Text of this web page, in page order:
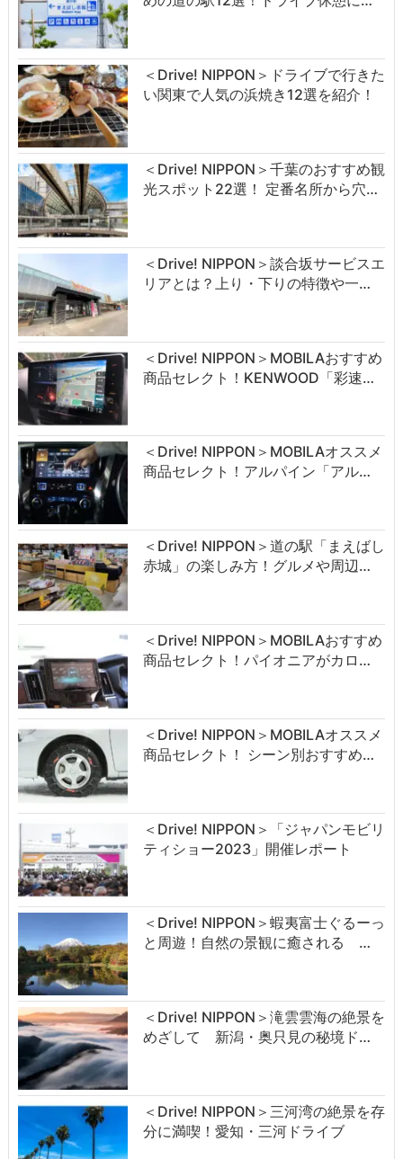
＜Drive! NIPPON＞ドライブで行きた
い関東で人気の浜焼き12選を紹介！
＜Drive! NIPPON＞千葉のおすすめ観
光スポット22選！ 定番名所から穴…
＜Drive! NIPPON＞談合坂サービスエ
リアとは？上り・下りの特徴や一…
＜Drive! NIPPON＞MOBILAおすすめ
商品セレクト！KENWOOD「彩速…
＜Drive! NIPPON＞MOBILAオススメ
商品セレクト！アルパイン「アル…
＜Drive! NIPPON＞道の駅「まえばし
赤城」の楽しみ方！グルメや周辺…
＜Drive! NIPPON＞MOBILAおすすめ
商品セレクト！パイオニアがカロ…
＜Drive! NIPPON＞MOBILAオススメ
商品セレクト！ シーン別おすすめ…
＜Drive! NIPPON＞「ジャパンモビリ
ティショー2023」開催レポート
＜Drive! NIPPON＞蝦夷富士ぐるーっ
と周遊！自然の景観に癒される …
＜Drive! NIPPON＞滝雲雲海の絶景を
めざして 新潟・奥只見の秘境ド…
＜Drive! NIPPON＞三河湾の絶景を存
分に満喫！愛知・三河ドライブ